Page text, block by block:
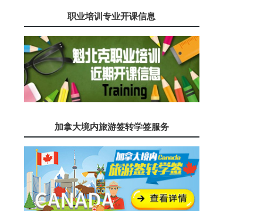
职业培训专业开课信息
加拿大境内旅游签转学签服务